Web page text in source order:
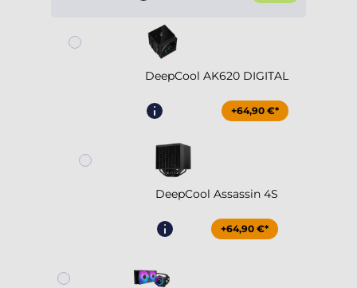
DeepCool AK620 DIGITAL
+64,90 €*
DeepCool Assassin 4S
+64,90 €*